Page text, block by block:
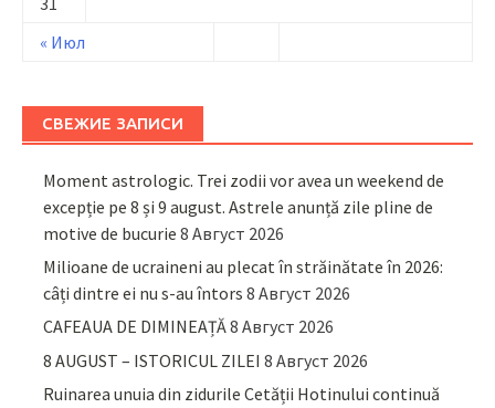
« Июл
СВЕЖИЕ ЗАПИСИ
Moment astrologic. Trei zodii vor avea un weekend de
excepție pe 8 și 9 august. Astrele anunță zile pline de
motive de bucurie 8 Август 2026
Milioane de ucraineni au plecat în străinătate în 2026:
câți dintre ei nu s-au întors 8 Август 2026
CAFEAUA DE DIMINEAȚĂ8 Август 2026
8 AUGUST – ISTORICUL ZILEI 8 Август 2026
Ruinarea unuia din zidurile Cetății Hotinului continuă